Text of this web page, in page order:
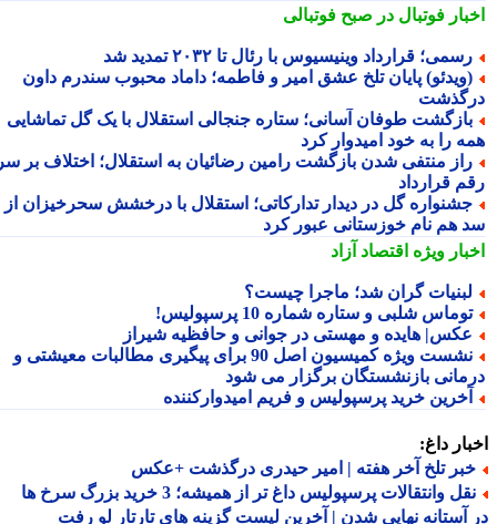
فوتبال در صبح فوتبالی
قرارداد وینیسیوس با رئال تا ۲۰۳۲ تمدید شد
پایان تلخ عشق امیر و فاطمه؛ داماد محبوب سندرم داون
طوفان آسانی؛ ستاره جنجالی استقلال با یک گل تماشایی
را به خود امیدوار کرد
منتفی شدن بازگشت رامین رضائیان به استقلال؛ اختلاف بر سر
قرارداد
گل در دیدار تدارکاتی؛ استقلال با درخشش سحرخیزان از
هم نام خوزستانی عبور کرد
ویژهاقتصاد آزاد
گران شد؛ ماجرا چیست؟
شلبی و ستاره شماره 10 پرسپولیس!
هایده و مهستی در جوانی و حافظیه شیراز
نشست ویژه کمیسیون اصل 90 برای پیگیری مطالبات معیشتی و
بازنشستگان برگزار می شود
خرید پرسپولیس و فریم امیدوارکننده
داغ:
تلخ آخر هفته | امیر حیدری درگذشت +عکس
نقل وانتقالات پرسپولیس داغ تر از همیشه؛ 3 خرید بزرگ سرخ ها
آستانه نهایی شدن | آخرین لیست گزینه های تارتار لو رفت